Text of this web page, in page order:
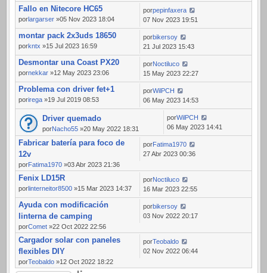
Fallo en Nitecore HC65
porlargarser »05 Nov 2023 18:04
porpepinfaxera
07 Nov 2023 19:51
montar pack 2x3uds 18650
porkntx »15 Jul 2023 16:59
porbikersoy
21 Jul 2023 15:43
Desmontar una Coast PX20
pornekkar »12 May 2023 23:06
porNoctiluco
15 May 2023 22:27
Problema con driver fet+1
porirega »19 Jul 2019 08:53
porWilPCH
06 May 2023 14:53
Driver quemado
porNacho55 »20 May 2022 18:31
porWilPCH
06 May 2023 14:41
Fabricar batería para foco de
12v
porFatima1970 »03 Abr 2023 21:36
porFatima1970
27 Abr 2023 00:36
Fenix LD15R
porlinterneitor8500 »15 Mar 2023 14:37
porNoctiluco
16 Mar 2023 22:55
Ayuda con modificación
linterna de camping
porComet »22 Oct 2022 22:56
porbikersoy
03 Nov 2022 20:17
Cargador solar con paneles
flexibles DIY
porTeobaldo »12 Oct 2022 18:22
porTeobaldo
02 Nov 2022 06:44